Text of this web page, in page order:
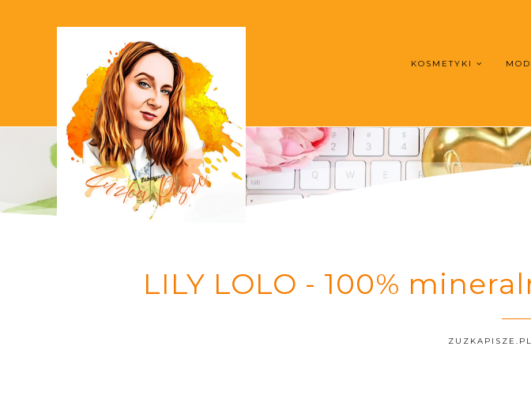
KOSMETYKI
LILY LOLO - 100%
ZUZKAPISZE.PL